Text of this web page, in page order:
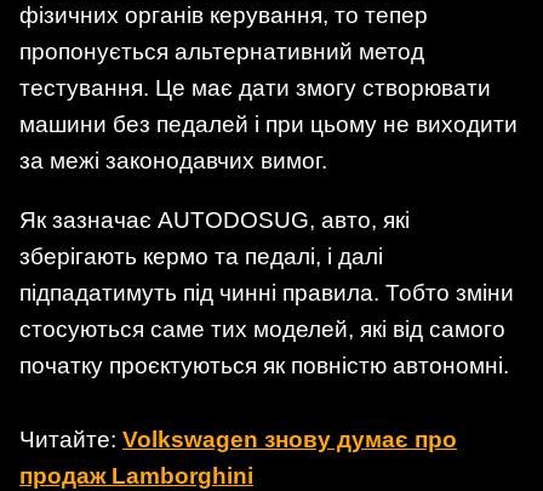
фізичних органів керування, то тепер
пропонується альтернативний метод
тестування. Це має дати змогу створювати
машини без педалей і при цьому не виходити
за межі законодавчих вимог.
Як зазначає AUTODOSUG, авто, які
зберігають кермо та педалі, і далі
підпадатимуть під чинні правила. Тобто зміни
стосуються саме тих моделей, які від самого
початку проєктуються як повністю автономні.
Читайте: Volkswagen знову думає про
продаж Lamborghini